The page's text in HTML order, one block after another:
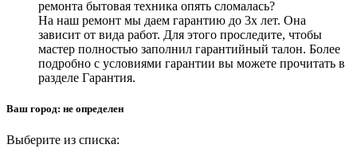
ремонта бытовая техника опять сломалась?
На наш ремонт мы даем гарантию до 3х лет. Она
зависит от вида работ. Для этого проследите, чтобы
мастер полностью заполнил гарантийный талон. Более
подробно с условиями гарантии вы можете прочитать в
разделе Гарантия.
Ваш город: не определен
Выберите из списка: